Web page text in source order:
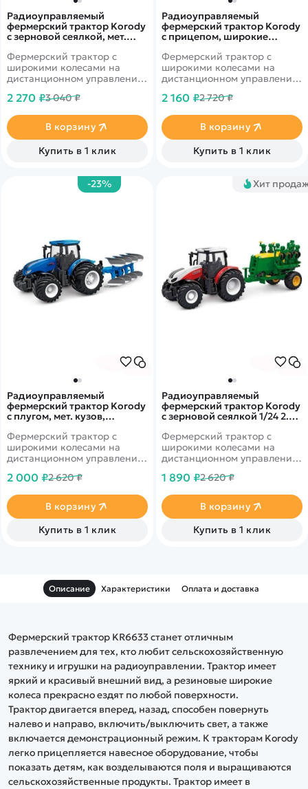
Радиоуправляемый
фермерский трактор Korody
с зерновой сеялкой, мет.
2.4G 6CH RTR - KR6646HB
Фермерский трактор с
широкими колесами на
дистанционном управлении
масштабе 1/24. В комплекте
2 270 ₽3 040 ₽
В корзину
Купить в 1 клик
Радиоуправляемый
фермерский трактор Korody
с прицепом, широкие
KR6645K
Фермерский трактор с
широкими колесами на
дистанционном управлении
масштабе 1/24. В комплекте
2 160 ₽2 720 ₽
В корзину
Купить в 1 клик
-23%
Радиоуправляемый
фермерский трактор Korody
с плугом, мет. кузов,
6CH RTR - KR6638HK
Фермерский трактор с
широкими колесами на
дистанционном управлении
масштабе 1/24. В комплекте
2 000 ₽2 620 ₽
В корзину
Купить в 1 клик
Хит
Радиоуправляемый
фермерский трактор Korody
с зерновой сеялкой 1/24 2.4G
Фермерский трактор с
широкими колесами на
дистанционном управлении
масштабе 1/24. В комплекте
1 890 ₽2 620 ₽
В корзину
Купить в 1 клик
Описание Характеристики Оплата и доставка
Фермерский трактор KR6633 станет отличным
развлечением для тех, кто любит сельскохозяйственную
технику и игрушки на радиоуправлении. Трактор имеет
яркий и красивый внешний вид, а резиновые широкие
колеса прекрасно ездят по любой поверхности.
Трактор двигается вперед, назад, способен повернуть
налево и направо, включить/выключить свет, а также
включается демонстрационный режим. К тракторам Korody
легко прицепляется навесное оборудование, чтобы
показать детям, как возделываются поля и выращиваются
сельскохозяйственные продукты. Трактор имеет в